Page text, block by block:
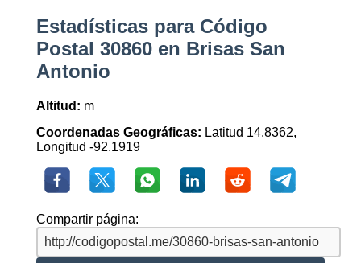
Estadísticas para Código
Postal 30860 en Brisas San
Antonio
Altitud: m
Coordenadas Geográficas: Latitud 14.8362,
Longitud -92.1919
Compartir página: